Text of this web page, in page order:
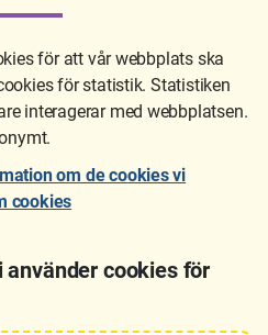
2026-06-10 12:58
för att vår webbplats ska
för statistik. Statistiken
interagerar med webbplatsen.
om de cookies vi
cookies
cookies för
kartlägger Sverige. Till våra